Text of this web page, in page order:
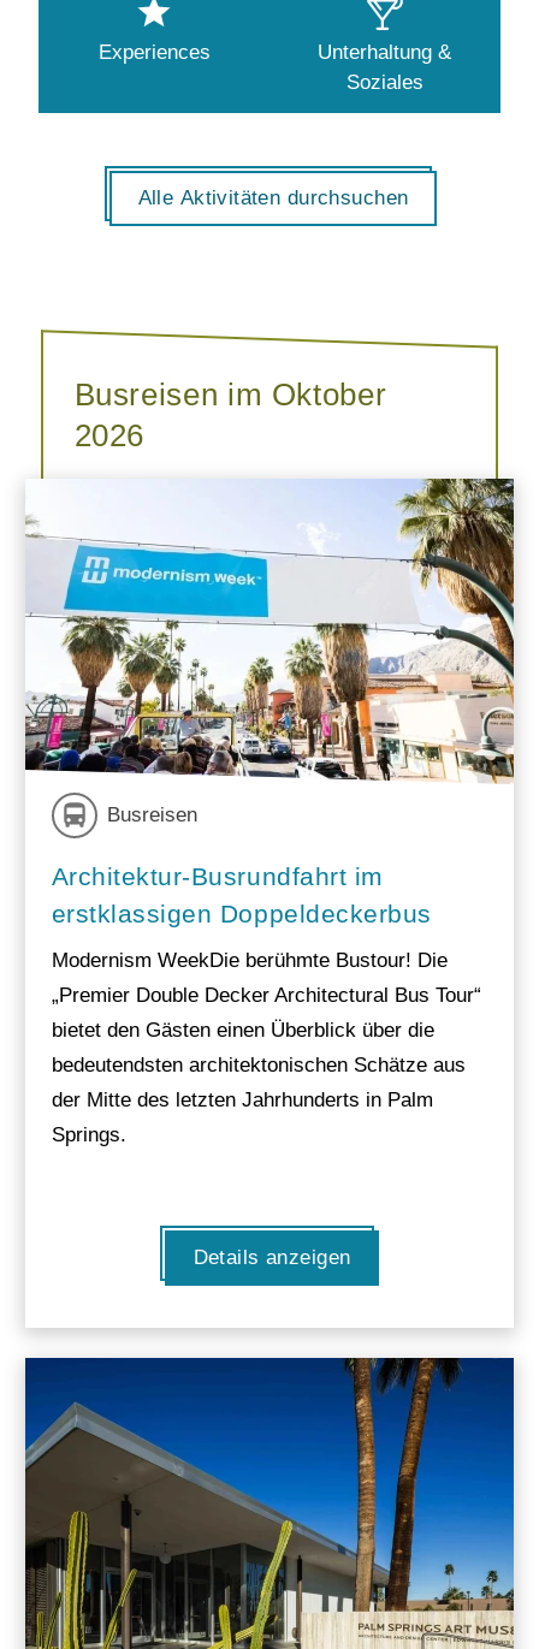
Experiences
Unterhaltung &
Soziales
Alle Aktivitäten durchsuchen
Busreisen im Oktober
2026
Busreisen
Architektur-Busrundfahrt im
erstklassigen Doppeldeckerbus
Modernism WeekDie berühmte Bustour! Die
„Premier Double Decker Architectural Bus Tour“
bietet den Gästen einen Überblick über die
bedeutendsten architektonischen Schätze aus
der Mitte des letzten Jahrhunderts in Palm
Springs.
Details anzeigen